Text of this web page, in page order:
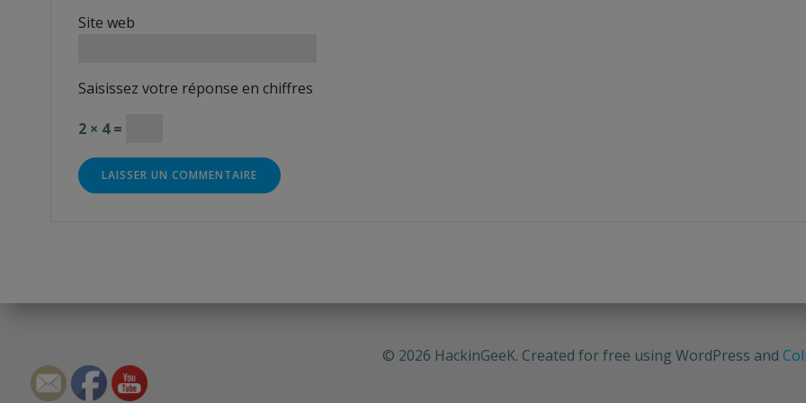
Site web
Saisissez votre réponse en chiffres
2 × 4 =
© 2026 HackinGeeK. Created for free using WordPress and